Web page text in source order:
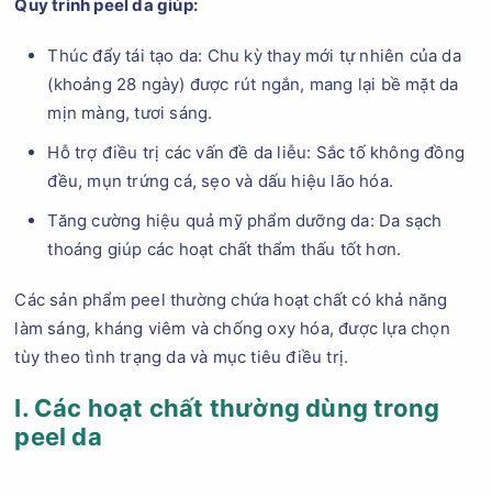
Quy trình peel da giúp:
Thúc đẩy tái tạo da: Chu kỳ thay mới tự nhiên của da
(khoảng 28 ngày) được rút ngắn, mang lại bề mặt da
mịn màng, tươi sáng.
Hỗ trợ điều trị các vấn đề da liễu: Sắc tố không đồng
đều, mụn trứng cá, sẹo và dấu hiệu lão hóa.
Tăng cường hiệu quả mỹ phẩm dưỡng da: Da sạch
thoáng giúp các hoạt chất thẩm thấu tốt hơn.
Các sản phẩm peel thường chứa hoạt chất có khả năng
làm sáng, kháng viêm và chống oxy hóa, được lựa chọn
tùy theo tình trạng da và mục tiêu điều trị.
I. Các hoạt chất thường dùng trong
peel da